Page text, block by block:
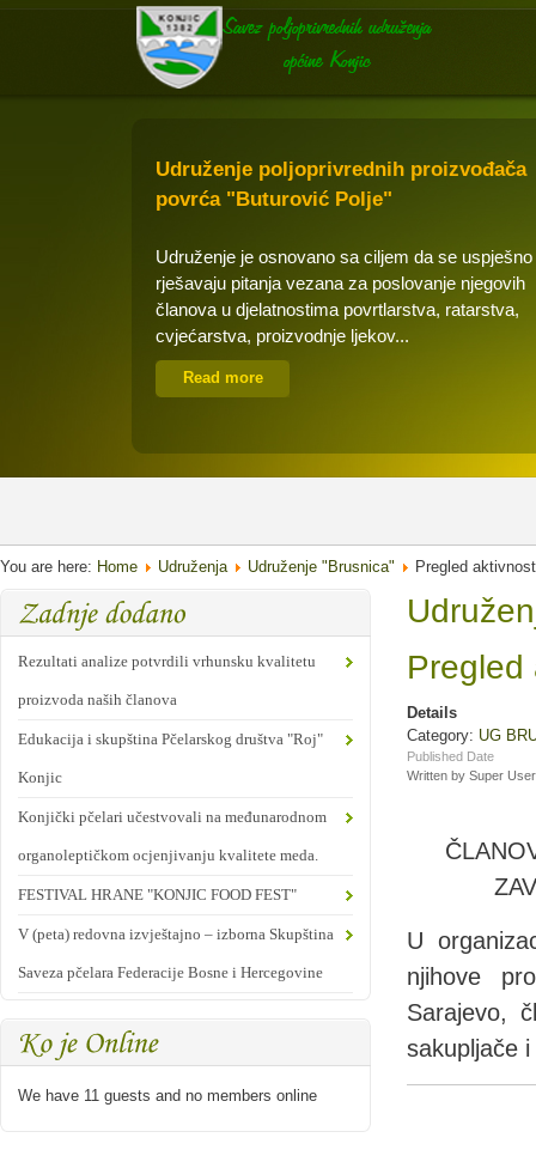
Udruženje poljoprivrednih proizvođača
povrća "Buturović Polje"
Udruženje je osnovano sa ciljem da se uspješno
rješavaju pitanja vezana za poslovanje njegovih
članova u djelatnostima povrtlarstva, ratarstva,
cvjećarstva, proizvodnje ljekov...
Read more
You are here: Home Udruženja Udruženje "Brusnica" Pregled
Rezultati analize potvrdili vrhunsku kvalitetu
proizvoda naših članova
Edukacija i skupština Pčelarskog društva "Roj"
Konjic
Konjički pčelari učestvovali na međunarodnom
organoleptičkom ocjenjivanju kvalitete meda.
FESTIVAL HRANE "KONJIC FOOD FEST"
V (peta) redovna izvještajno – izborna Skupština
Saveza pčelara Federacije Bosne i Hercegovine
We have 11 guests and no members online
Pregled
Details
Category: UG
Published Date
Written by Super User
U
njihove
Sarajevo,
sakupljače